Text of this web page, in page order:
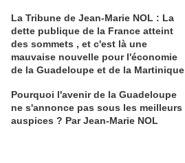
La Tribune de Jean-Marie NOL : La
dette publique de la France atteint
des sommets , et c'est là une
mauvaise nouvelle pour l'économie
de la Guadeloupe et de la Martinique
Pourquoi l'avenir de la Guadeloupe
ne s'annonce pas sous les meilleurs
auspices ? Par Jean-Marie NOL